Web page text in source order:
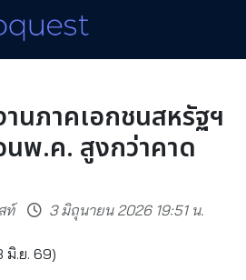
นภาคเอกชนสหรัฐฯ
นพ.ค. สูงกว่าคาด
ท์ 3 มิถุนายน 2026 19:51 น.
มิ.ย. 69)